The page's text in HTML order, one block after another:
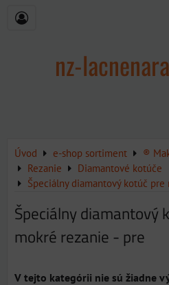
nz-
Úvod e-shop sortiment ®
Rezanie
Diamantové kotúče
Špeciálny diamantový kotúč pre
Špeciálny diamantový
mokré rezanie - pre